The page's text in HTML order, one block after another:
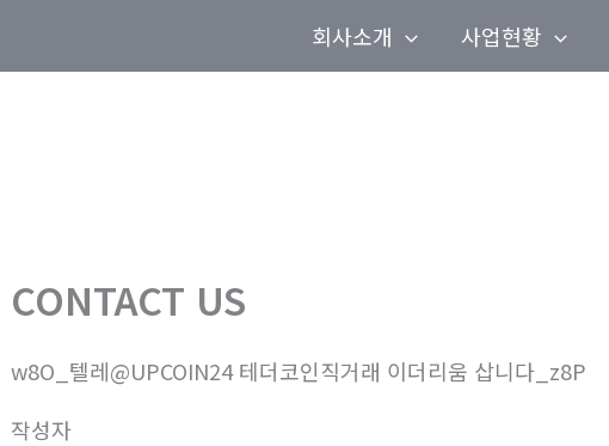
회사소개 사업현황
CONTACT US
w8O_텔레@UPCOIN24 테더코인직거래 이더리움 삽니다_z8P
작성자